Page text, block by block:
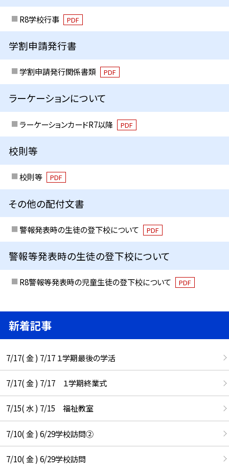
R8学校行事 PDF
学割申請発行書
学割申請発行関係書類 PDF
ラーケーションについて
ラーケーションカードR7以降 PDF
校則等
校則等 PDF
その他の配付文書
警報発表時の生徒の登下校について PDF
警報等発表時の生徒の登下校について
R8警報等発表時の児童生徒の登下校について PDF
新着記事
7/17( 金 ) 7/17 １学期最後の学活
7/17( 金 ) 7/17 １学期終業式
7/15( 水 ) 7/15 福祉教室
7/10( 金 ) 6/29学校訪問②
7/10( 金 ) 6/29学校訪問